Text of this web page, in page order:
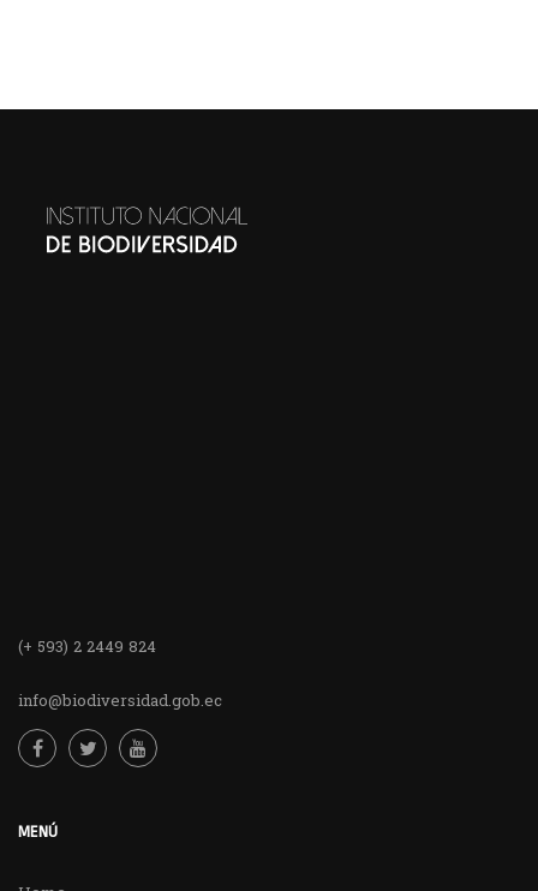
(+ 593) 2 2449 824
info@biodiversidad.gob.ec
MENÚ